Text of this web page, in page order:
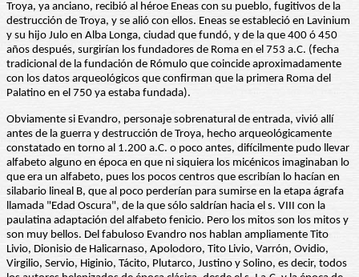
Troya, ya anciano, recibió al héroe Eneas con su pueblo, fugitivos de la
destrucción de Troya, y se alió con ellos. Eneas se estableció en Lavinium
y su hijo Julo en Alba Longa, ciudad que fundó, y de la que 400 ó 450
años después, surgirían los fundadores de Roma en el 753 a.C. (fecha
tradicional de la fundación de Rómulo que coincide aproximadamente
con los datos arqueológicos que confirman que la primera Roma del
Palatino en el 750 ya estaba fundada).
Obviamente si Evandro, personaje sobrenatural de entrada, vivió allí
antes de la guerra y destrucción de Troya, hecho arqueológicamente
constatado en torno al 1.200 a.C. o poco antes, difícilmente pudo llevar
alfabeto alguno en época en que ni siquiera los micénicos imaginaban lo
que era un alfabeto, pues los pocos centros que escribían lo hacían en
silabario lineal B, que al poco perderían para sumirse en la etapa ágrafa
llamada "Edad Oscura", de la que sólo saldrían hacia el s. VIII con la
paulatina adaptación del alfabeto fenicio. Pero los mitos son los mitos y
son muy bellos. Del fabuloso Evandro nos hablan ampliamente Tito
Livio, Dionisio de Halicarnaso, Apolodoro, Tito Livio, Varrón, Ovidio,
Virgilio, Servio, Higinio, Tácito, Plutarco, Justino y Solino, es decir, todos